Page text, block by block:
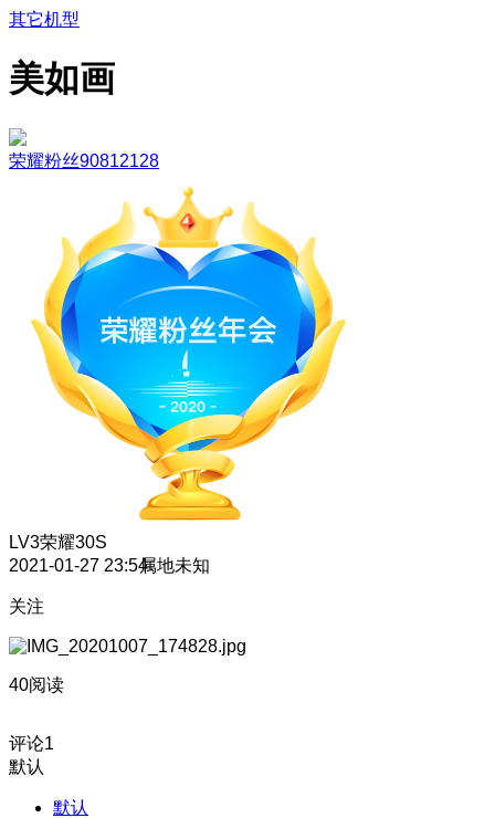
其它机型
美如画
荣耀粉丝90812128
LV3荣耀30S
2021-01-27 23:54属地未知
关注
40阅读
评论1
默认
默认